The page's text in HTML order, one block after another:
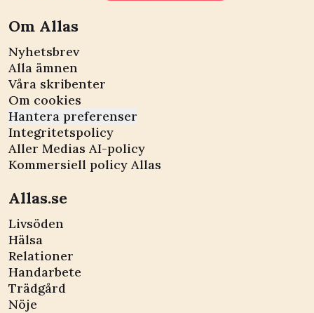
Om Allas
Nyhetsbrev
Alla ämnen
Våra skribenter
Om cookies
Hantera preferenser
Integritetspolicy
Aller Medias AI-policy
Kommersiell policy Allas
Allas.se
Livsöden
Hälsa
Relationer
Handarbete
Trädgård
Nöje